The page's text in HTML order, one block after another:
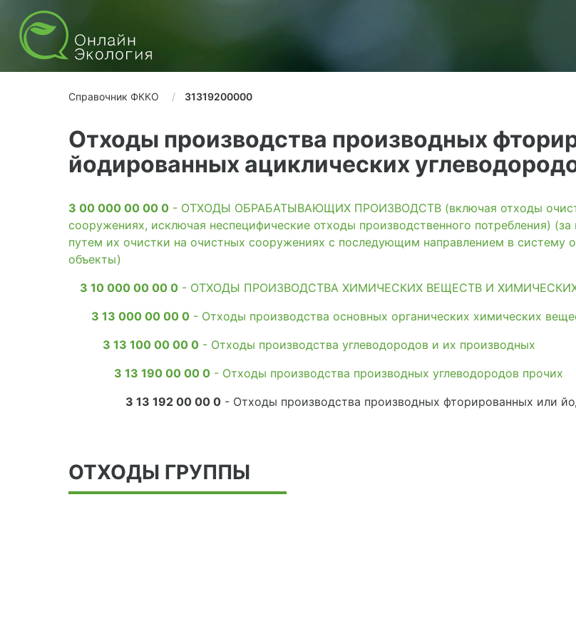
Справочник ФККО 31319200000
Отходы производства производных
йодированных ациклических
3 00 000 00 00 0 - ОТХОДЫ ОБРАБАТЫВАЮЩИХ ПРОИЗВОДСТВ (включая отходы
сооружениях, исключая неспецифические отходы производственного потребления)
путем их очистки на очистных сооружениях с последующим направлением в систему
объекты)
3 10 000 00 00 0 - ОТХОДЫ ПРОИЗВОДСТВА ХИМИЧЕСКИХ ВЕЩЕСТВ И
3 13 000 00 00 0 - Отходы производства основных органических химических
3 13 100 00 00 0 - Отходы производства углеводородов и их производных
3 13 190 00 00 0 - Отходы производства производных углеводородов прочих
3 13 192 00 00 0 - Отходы производства производных фторированных или
ОТХОДЫ ГРУППЫ